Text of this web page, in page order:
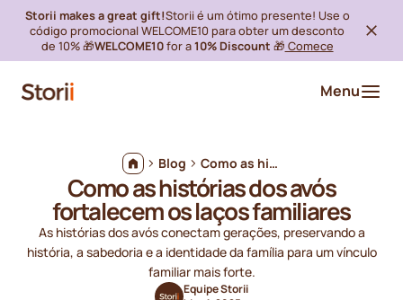
Storii makes a great gift!Storii é um ótimo presente! Use o
código promocional WELCOME10 para obter um desconto
de 10% 🎁WELCOME10for a10% Discount 🎁 Comece
Menu
Blog Como as histórias dos avós fortalecem os laços familiares
Como as histórias dos avós
fortalecem os laços familiares
As histórias dos avós conectam gerações, preservando a
história, a sabedoria e a identidade da família para um vínculo
familiar mais forte.
Equipe Storii